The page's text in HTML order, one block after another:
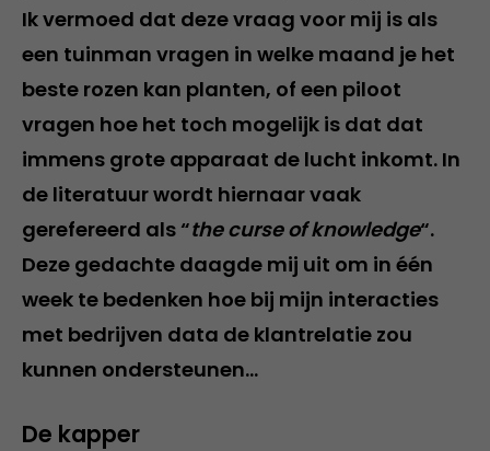
Ik vermoed dat deze vraag voor mij is als
een tuinman vragen in welke maand je het
beste rozen kan planten, of een piloot
vragen hoe het toch mogelijk is dat dat
immens grote apparaat de lucht inkomt. In
de literatuur wordt hiernaar vaak
gerefereerd als “the curse of knowledge“.
Deze gedachte daagde mij uit om in één
week te bedenken hoe bij mijn interacties
met bedrijven data de klantrelatie zou
kunnen ondersteunen…
De kapper